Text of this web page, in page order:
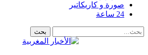
صورة و كاريكاتير
24 ساعة